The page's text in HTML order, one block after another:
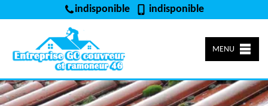
indisponible indisponible
MENU